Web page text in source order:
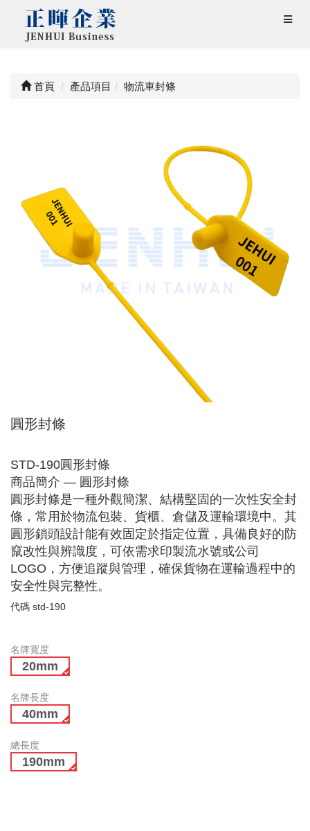
首頁 產品項目 物流車封條
圓形封條
STD-190圓形封條
商品簡介 — 圓形封條
圓形封條是一種外觀簡潔、結構堅固的一次性安全封
條，常用於物流包裝、貨櫃、倉儲及運輸環境中。其
圓形鎖頭設計能有效固定於指定位置，具備良好的防
竄改性與辨識度，可依需求印製流水號或公司
LOGO，方便追蹤與管理，確保貨物在運輸過程中的
安全性與完整性。
代碼 std-190
名牌寬度
20mm
名牌長度
40mm
總長度
190mm